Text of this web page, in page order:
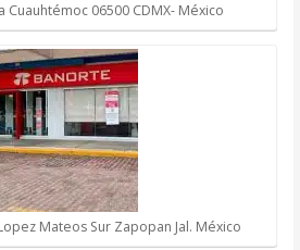
Cuauhtémoc 06500 CDMX- México
Mateos Sur Zapopan Jal. México